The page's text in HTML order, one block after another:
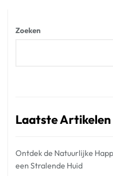
Zoeken
Laatste Artikelen
Ontdek de Natuurlijke
een Stralende Huid